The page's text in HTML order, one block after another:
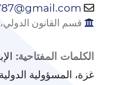
قسم القانون الدولي،
الكلمات المفتاحية:
غزة، المسؤولية